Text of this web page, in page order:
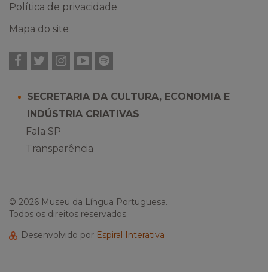
Política de privacidade
Mapa do site
Facebook
Twitter
Instagram
YouTube
Spotify
SECRETARIA DA CULTURA, ECONOMIA E
INDÚSTRIA CRIATIVAS
Fala SP
Transparência
© 2026 Museu da Língua Portuguesa.
Todos os direitos reservados.
Desenvolvido por Espiral Interativa